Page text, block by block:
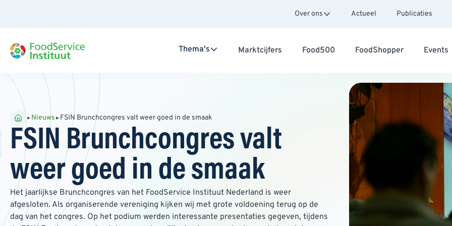
Over ons Actueel Publicaties
Thema's Marktcijfers Food500 FoodShopper Events
Nieuws FSIN Brunchcongres valt weer goed in de smaak
FSIN Brunchcongres valt
weer goed in de smaak
Het jaarlijkse Brunchcongres van het FoodService Instituut Nederland is weer
afgesloten. Als organiserende vereniging kijken wij met grote voldoening terug op de
dag van het congres. Op het podium werden interessante presentaties gegeven, tijdens